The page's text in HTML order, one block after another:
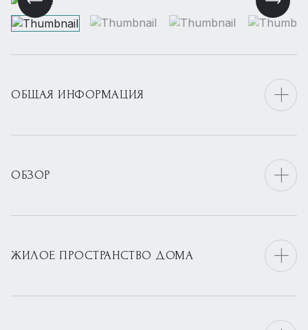
ОБЩАЯ ИНФОРМАЦИЯ
ОБЗОР
ЖИЛОЕ ПРОСТРАНСТВО ДОМА